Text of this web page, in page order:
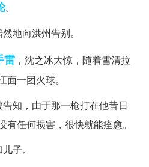
。
地向洪州告别。
雷 ，沈之冰大惊，随着雪清拉
一团火球。
知，由于那一枪打在他昔日
任何损害，很快就能痊愈。
子。